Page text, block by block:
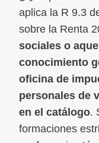
aplica la R 9.3
sobre la Renta
sociales o
conocimiento
oficina de
personales de
en el catálogo.
formaciones